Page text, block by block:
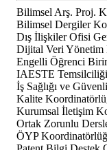
Bilimsel Arş. Proj.
Bilimsel Dergiler
Dış İlişkiler Ofisi
Dijital Veri Yönetim
Engelli Öğrenci
IAESTE Temsilciliği
İş Sağlığı ve
Kalite
Kurumsal İletişim
Ortak Zorunlu
ÖYP